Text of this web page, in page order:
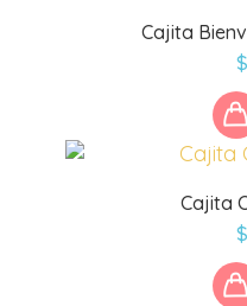
Cajita
$
Cajita
$